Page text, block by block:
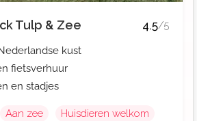
Tulp & Zee 4.5/5
kust
fietsverhuur
en stadjes
Aan zee
Huisdieren welkom